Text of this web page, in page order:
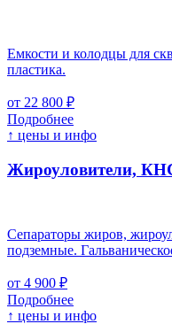
Емкости и колодцы для
пластика.
от 22 800 ₽
Подробнее
↑ цены и инфо
Жироуловители,
Сепараторы жиров,
подземные.
от 4 900 ₽
Подробнее
↑ цены и инфо